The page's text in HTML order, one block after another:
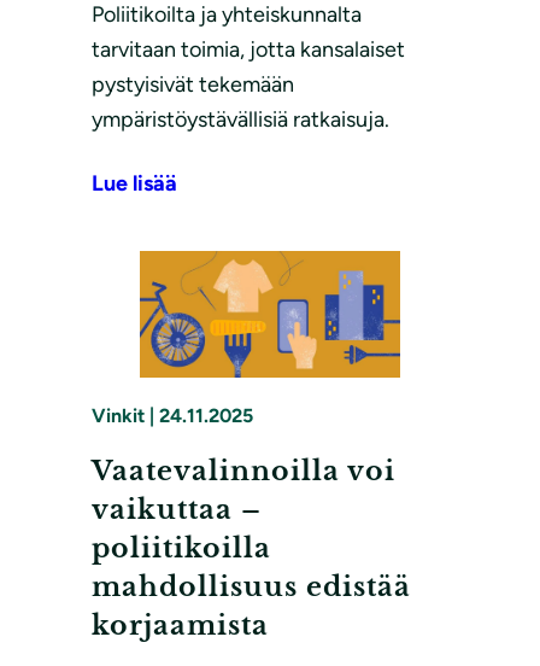
Poliitikoilta ja yhteiskunnalta
tarvitaan toimia, jotta kansalaiset
pystyisivät tekemään
ympäristöystävällisiä ratkaisuja.
Lue lisää
Vinkit 24.11.2025
Vaatevalinnoilla voi
vaikuttaa –
poliitikoilla
mahdollisuus edistää
korjaamista